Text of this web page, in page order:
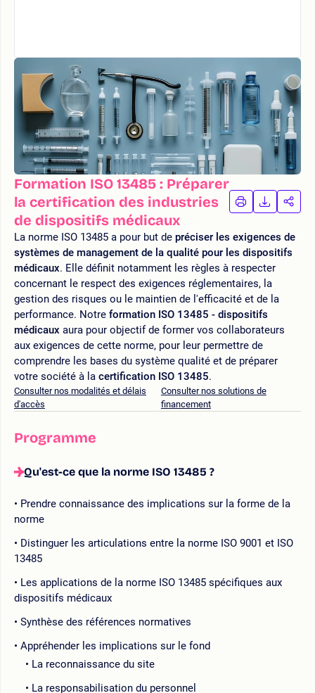
Formation ISO 13485 : Préparer
la certification des industries
de dispositifs médicaux
IMPRIMER
LA
LA
La norme ISO 13485 a pour but de préciser les exigences de
systèmes de management de la qualité pour les dispositifs
médicaux. Elle définit notamment les règles à respecter
concernant le respect des exigences réglementaires, la
gestion des risques ou le maintien de l'efficacité et de la
performance. Notre formation ISO 13485 - dispositifs
médicaux aura pour objectif de former vos collaborateurs
aux exigences de cette norme, pour leur permettre de
comprendre les bases du système qualité et de préparer
votre société à la certification ISO 13485.
Consulter nos modalités et délais
d'accès
Consulter nos solutions de
financement
Programme
Qu'est-ce que la norme ISO 13485 ?
Prendre connaissance des implications sur la forme de la
norme
Distinguer les articulations entre la norme ISO 9001 et ISO
13485
Les applications de la norme ISO 13485 spécifiques aux
dispositifs médicaux
Synthèse des références normatives
Appréhender les implications sur le fond
La reconnaissance du site
La responsabilisation du personnel